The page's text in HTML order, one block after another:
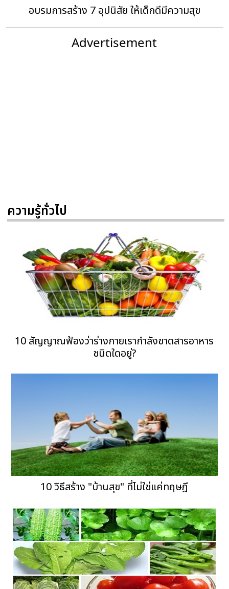
อบรมการสร้าง 7 อุปนิสัย ให้เด็กดีมีความสุข
Advertisement
ความรู้ทั่วไป
10 สัญญาณฟ้องว่าร่างกายเรากำลังขาดสารอาหาร
ชนิดใดอยู่?
10 วิธีสร้าง "บ้านสุข" ที่ไม่ใช่แค่ทฤษฎี